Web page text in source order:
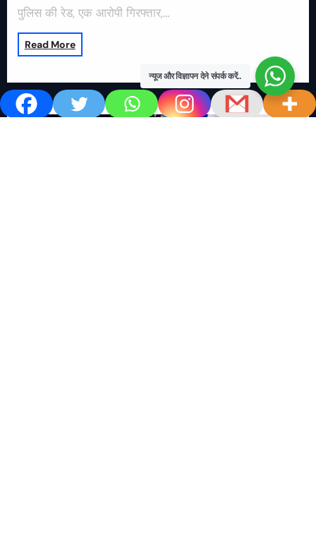
पुलिस की रेड, एक आरोपी गिरफ्तार,…
Read More
न्यूज और विज्ञापन देने संपर्क करें..